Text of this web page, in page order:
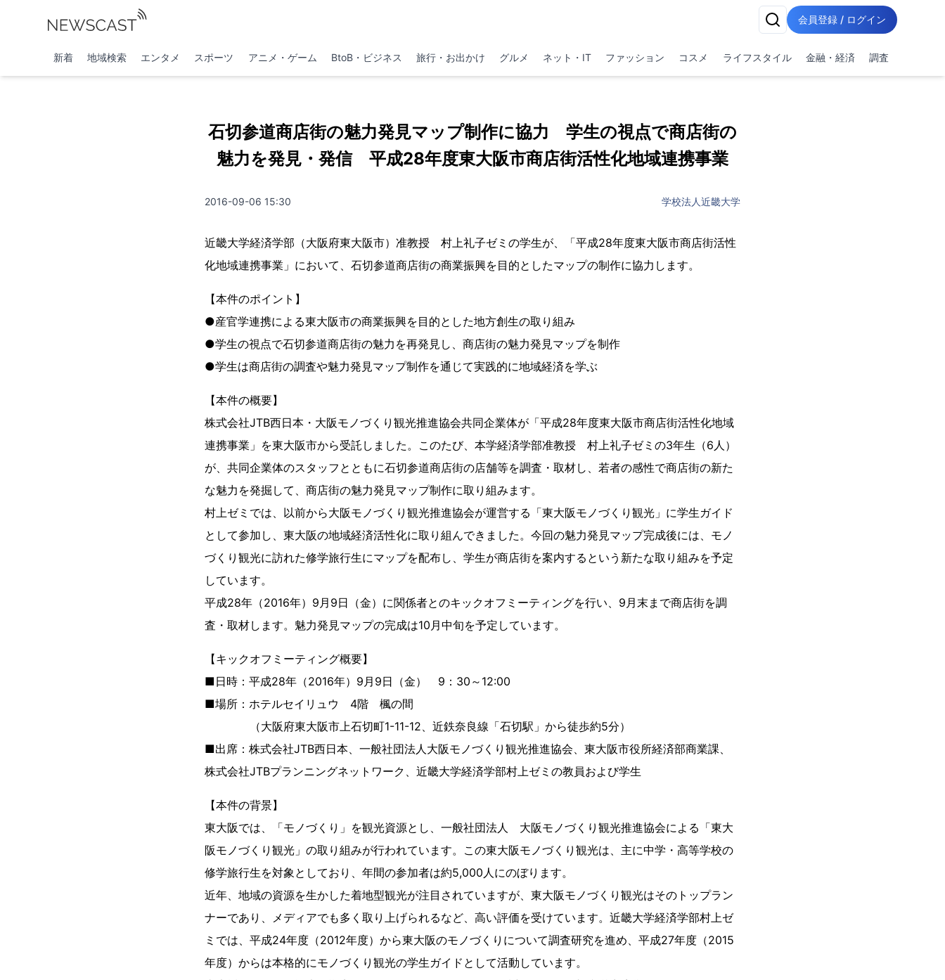
会員登録 / ログイン
新着 地域検索 エンタメ スポーツ アニメ・ゲーム BtoB・ビジネス 旅行・お出かけ グルメ ネット・IT ファッション コスメ ライフスタイル 金融・経済 調査
石切参道商店街の魅力発見マップ制作に協力 学生の視点で商店街の
魅力を発見・発信 平成28年度東大阪市商店街活性化地域連携事業
2016-09-06 15:30 学校法人近畿大学
近畿大学経済学部（大阪府東大阪市）准教授 村上礼子ゼミの学生が、「平成28年度東大阪市商店街活性
化地域連携事業」において、石切参道商店街の商業振興を目的としたマップの制作に協力します。
【本件のポイント】
●産官学連携による東大阪市の商業振興を目的とした地方創生の取り組み
●学生の視点で石切参道商店街の魅力を再発見し、商店街の魅力発見マップを制作
●学生は商店街の調査や魅力発見マップ制作を通じて実践的に地域経済を学ぶ
【本件の概要】
株式会社JTB西日本・大阪モノづくり観光推進協会共同企業体が「平成28年度東大阪市商店街活性化地域
連携事業」を東大阪市から受託しました。このたび、本学経済学部准教授 村上礼子ゼミの3年生（6人）
が、共同企業体のスタッフとともに石切参道商店街の店舗等を調査・取材し、若者の感性で商店街の新た
な魅力を発掘して、商店街の魅力発見マップ制作に取り組みます。
村上ゼミでは、以前から大阪モノづくり観光推進協会が運営する「東大阪モノづくり観光」に学生ガイド
として参加し、東大阪の地域経済活性化に取り組んできました。今回の魅力発見マップ完成後には、モノ
づくり観光に訪れた修学旅行生にマップを配布し、学生が商店街を案内するという新たな取り組みを予定
しています。
平成28年（2016年）9月9日（金）に関係者とのキックオフミーティングを行い、9月末まで商店街を調
査・取材します。魅力発見マップの完成は10月中旬を予定しています。
【キックオフミーティング概要】
■日時：平成28年（2016年）9月9日（金） 9：30～12:00
■場所：ホテルセイリュウ 4階 楓の間
（大阪府東大阪市上石切町1-11-12、近鉄奈良線「石切駅」から徒歩約5分）
■出席：株式会社JTB西日本、一般社団法人大阪モノづくり観光推進協会、東大阪市役所経済部商業課、
株式会社JTBプランニングネットワーク、近畿大学経済学部村上ゼミの教員および学生
【本件の背景】
東大阪では、「モノづくり」を観光資源とし、一般社団法人 大阪モノづくり観光推進協会による「東大
阪モノづくり観光」の取り組みが行われています。この東大阪モノづくり観光は、主に中学・高等学校の
修学旅行生を対象としており、年間の参加者は約5,000人にのぼります。
近年、地域の資源を生かした着地型観光が注目されていますが、東大阪モノづくり観光はそのトップラン
ナーであり、メディアでも多く取り上げられるなど、高い評価を受けています。近畿大学経済学部村上ゼ
ミでは、平成24年度（2012年度）から東大阪のモノづくりについて調査研究を進め、平成27年度（2015
年度）からは本格的にモノづくり観光の学生ガイドとして活動しています。